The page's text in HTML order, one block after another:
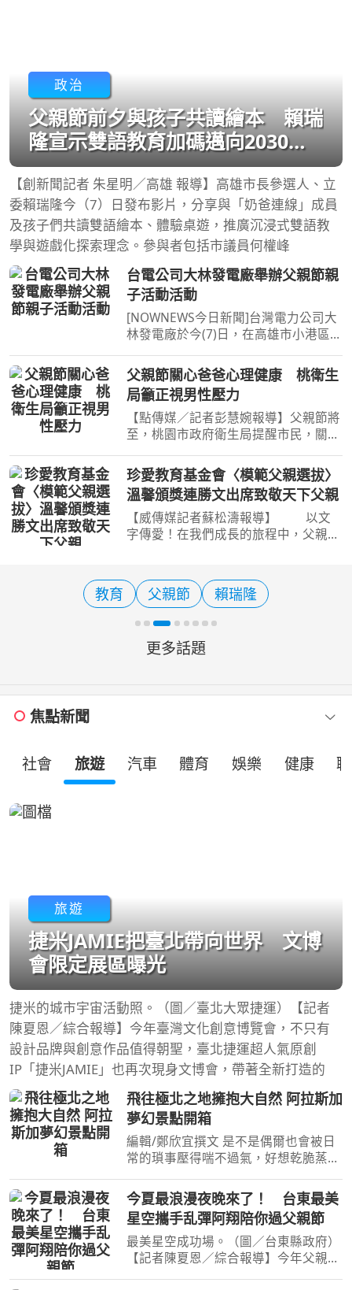
政治
父親節前夕與孩子共讀繪本 賴瑞
隆宣示雙語教育加碼邁向2030雙
語城市願景
【創新聞記者 朱星明／高雄 報導】高雄市長參選人、立
委賴瑞隆今（7）日發布影片，分享與「奶爸連線」成員
及孩子們共讀雙語繪本、體驗桌遊，推廣沉浸式雙語教
學與遊戲化探索理念。參與者包括市議員何權峰
台電公司大林發電廠舉辦父親節親
子活動活動
[NOWNEWS今日新聞]台灣電力公司大
林發電廠於今(7)日，在高雄市小港區大
子活動，吸引4百多位員工及眷屬踴躍
參加，共同享受親子的樂趣，現場充滿
歡聲笑語，洋溢著溫馨...
父親節關心爸爸心理健康 桃衛生
局籲正視男性壓力
【點傳媒／記者彭慧婉報導】父親節將
至，桃園市政府衛生局提醒市民，關心
許多男性長期肩負家庭、工作與經濟責
任，習慣將壓力放在心裡、不輕易向他
人傾訴，容易成為被忽
珍愛教育基金會〈模範父親選拔〉
溫馨頒獎連勝文出席致敬天下父親
【威傳媒記者蘇松濤報導】 以文
字傳愛！在我們成長的旅程中，父親往
意，珍愛教育基金會今(8/7)舉辦第二屆
「模範父親選拔暨徵文
教育 父親節 賴瑞隆
更多話題
焦點新聞
社會 旅遊 汽車 體育 娛樂 健康
旅遊
捷米JAMIE把臺北帶向世界 文博
會限定展區曝光
捷米的城市宇宙活動照。（圖／臺北大眾捷運）【記者
陳夏恩／綜合報導】今年臺灣文化創意博覽會，不只有
設計品牌與創意作品值得朝聖，臺北捷運超人氣原創
IP「捷米JAMIE」也再次現身文博會，帶著全新打造的
飛往極北之地擁抱大自然 阿拉斯加
夢幻景點開箱
編輯/鄭欣宜撰文 是不是偶爾也會被日
常的瑣事壓得喘不過氣，好想乾脆蒸發
主管，跟著自己的心飛去淨土阿拉斯加
吧！那裡沒有回不完的訊息，只有震撼
心靈的大自然與洗滌靈
今夏最浪漫夜晚來了！ 台東最美
星空攜手乱彈阿翔陪你過父親節
最美星空成功場。（圖／台東縣政府）
【記者陳夏恩／綜合報導】今年父親